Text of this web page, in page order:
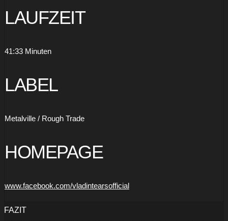
LAUFZEIT
41:33 Minuten
LABEL
Metalville / Rough Trade
HOMEPAGE
www.facebook.com/vladintearsofficial
FAZIT